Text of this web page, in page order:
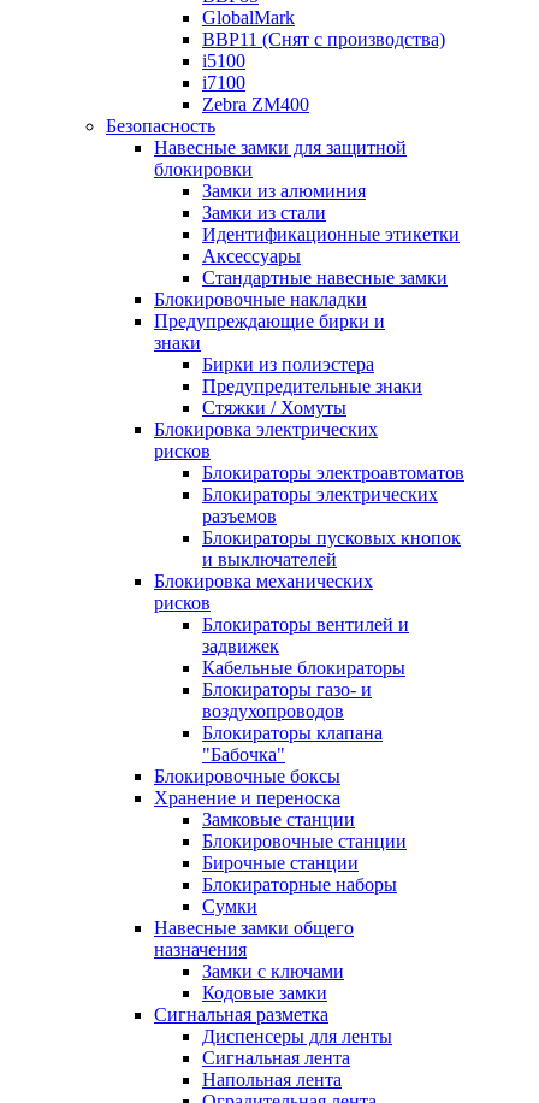
GlobalMark
BBP11 (Снят с производства)
i5100
i7100
Zebra ZM400
Безопасность
Навесные замки для защитной
блокировки
Замки из алюминия
Замки из стали
Идентификационные этикетки
Аксессуары
Стандартные навесные замки
Блокировочные накладки
Предупреждающие бирки и
знаки
Бирки из полиэстера
Предупредительные знаки
Стяжки / Хомуты
Блокировка электрических
рисков
Блокираторы электроавтоматов
Блокираторы электрических
разъемов
Блокираторы пусковых кнопок
и выключателей
Блокировка механических
рисков
Блокираторы вентилей и
задвижек
Кабельные блокираторы
Блокираторы газо- и
воздухопроводов
Блокираторы клапана
"Бабочка"
Блокировочные боксы
Хранение и переноска
Замковые станции
Блокировочные станции
Бирочные станции
Блокираторные наборы
Сумки
Навесные замки общего
назначения
Замки с ключами
Кодовые замки
Сигнальная разметка
Диспенсеры для ленты
Сигнальная лента
Напольная лента